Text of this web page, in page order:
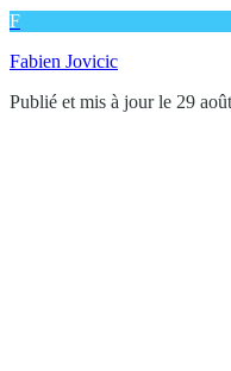
F
Fabien Jovicic
Publié et mis à jour le 29